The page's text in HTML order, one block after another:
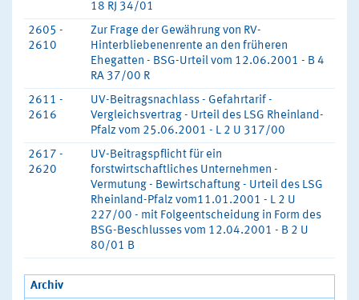
18 RJ 34/01
2605 -
2610
Zur Frage der Gewährung von RV-
Hinterbliebenenrente an den früheren
Ehegatten - BSG-Urteil vom 12.06.2001 - B 4
RA 37/00 R
2611 -
2616
UV-Beitragsnachlass - Gefahrtarif -
Vergleichsvertrag - Urteil des LSG Rheinland-
Pfalz vom 25.06.2001 - L 2 U 317/00
2617 -
2620
UV-Beitragspflicht für ein
forstwirtschaftliches Unternehmen -
Vermutung - Bewirtschaftung - Urteil des LSG
Rheinland-Pfalz vom11.01.2001 - L 2 U
227/00 - mit Folgeentscheidung in Form des
BSG-Beschlusses vom 12.04.2001 - B 2 U
80/01 B
Archiv